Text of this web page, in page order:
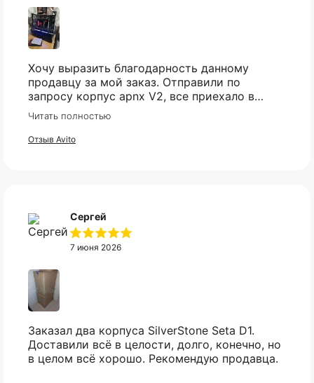
Хочу выразить благодарность данному
продавцу за мой заказ. Отправили по
запросу корпус apnx V2, все приехало в
идеале. Ценник более чем демократичный.
Все доехало в установленный срок.
Читать полностью
Отзыв Avito
Сергей
7 июня 2026
Заказал два корпуса SilverStone Seta D1.
Доставили всё в целости, долго, конечно, но
в целом всё хорошо. Рекомендую продавца.
Оплата частями